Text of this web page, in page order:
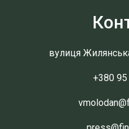
вулиця
+380